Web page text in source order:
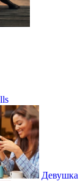
Девушка